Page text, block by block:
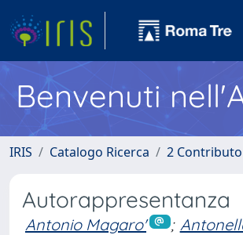
Benvenuti
IRIS Catalogo Ricerca 2
Autorappresentanza
Antonio Magaro' ;